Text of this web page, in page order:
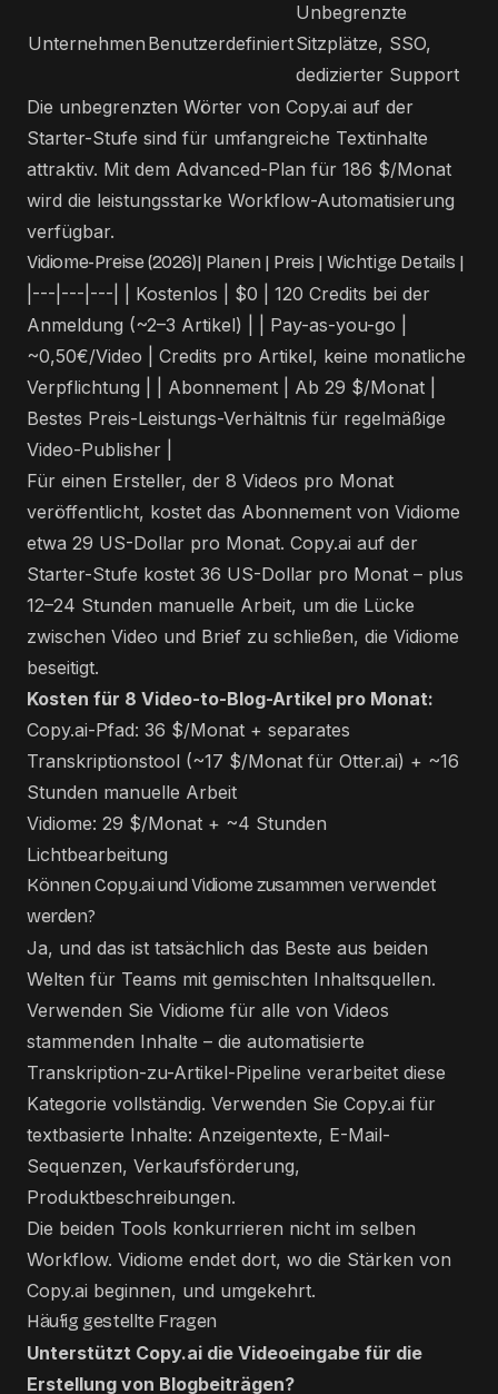
Unternehmen Benutzerdefiniert
Unbegrenzte
Sitzplätze, SSO,
dedizierter Support
Die unbegrenzten Wörter von Copy.ai auf der
Starter-Stufe sind für umfangreiche Textinhalte
attraktiv. Mit dem Advanced-Plan für 186 $/Monat
wird die leistungsstarke Workflow-Automatisierung
verfügbar.
Vidiome-Preise (2026)| Planen | Preis | Wichtige Details |
|---|---|---| | Kostenlos | $0 | 120 Credits bei der
Anmeldung (~2–3 Artikel) | | Pay-as-you-go |
~0,50€/Video | Credits pro Artikel, keine monatliche
Verpflichtung | | Abonnement | Ab 29 $/Monat |
Bestes Preis-Leistungs-Verhältnis für regelmäßige
Video-Publisher |
Für einen Ersteller, der 8 Videos pro Monat
veröffentlicht, kostet das Abonnement von Vidiome
etwa 29 US-Dollar pro Monat. Copy.ai auf der
Starter-Stufe kostet 36 US-Dollar pro Monat – plus
12–24 Stunden manuelle Arbeit, um die Lücke
zwischen Video und Brief zu schließen, die Vidiome
beseitigt.
Kosten für 8 Video-to-Blog-Artikel pro Monat:
Copy.ai-Pfad: 36 $/Monat + separates
Transkriptionstool (~17 $/Monat für Otter.ai) + ~16
Stunden manuelle Arbeit
Vidiome: 29 $/Monat + ~4 Stunden
Lichtbearbeitung
Können Copy.ai und Vidiome zusammen verwendet
werden?
Ja, und das ist tatsächlich das Beste aus beiden
Welten für Teams mit gemischten Inhaltsquellen.
Verwenden Sie Vidiome für alle von Videos
stammenden Inhalte – die automatisierte
Transkription-zu-Artikel-Pipeline verarbeitet diese
Kategorie vollständig. Verwenden Sie Copy.ai für
textbasierte Inhalte: Anzeigentexte, E-Mail-
Sequenzen, Verkaufsförderung,
Produktbeschreibungen.
Die beiden Tools konkurrieren nicht im selben
Workflow. Vidiome endet dort, wo die Stärken von
Copy.ai beginnen, und umgekehrt.
Häufig gestellte Fragen
Unterstützt Copy.ai die Videoeingabe für die
Erstellung von Blogbeiträgen?